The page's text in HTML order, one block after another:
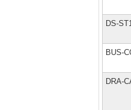
DS-ST1
BUS-
DRA-